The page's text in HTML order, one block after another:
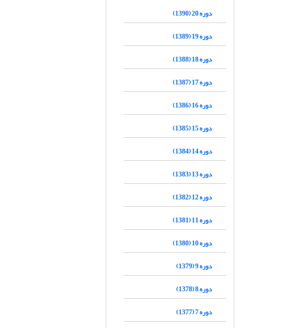
دوره 20 (1390)
دوره 19 (1389)
دوره 18 (1388)
دوره 17 (1387)
دوره 16 (1386)
دوره 15 (1385)
دوره 14 (1384)
دوره 13 (1383)
دوره 12 (1382)
دوره 11 (1381)
دوره 10 (1380)
دوره 9 (1379)
دوره 8 (1378)
دوره 7 (1377)